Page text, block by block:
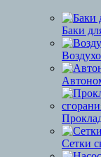
Баки
Сетки